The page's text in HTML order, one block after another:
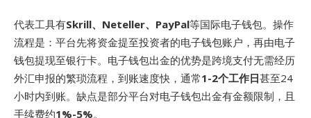
代表工具有Skrill、Neteller、PayPal等国际电子钱包。操作
流程是：平台先将资金提至投资者的电子钱包账户，再由电子
钱包提现至银行卡。电子钱包出金的优势是跨境支付无需经历
外汇申报的繁琐流程，到账速度快，通常1-2个工作日甚至24
小时内到账。缺点是部分平台对电子钱包出金有金额限制，且
手续费约1%-5%。